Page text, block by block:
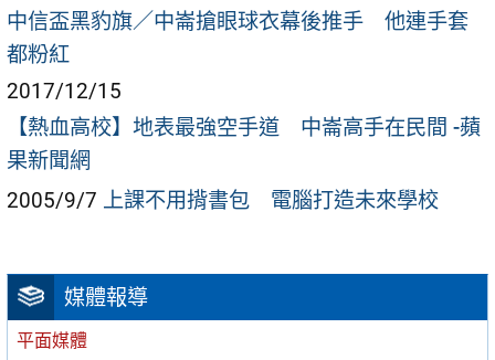
媒體報導
平面媒體
中信盃黑豹旗／中崙搶眼球衣幕後推手 他連手套
都粉紅
2017/12/15
【熱血高校】地表最強空手道 中崙高手在民間 -蘋
果新聞網
2005/9/7 上課不用揹書包 電腦打造未來學校